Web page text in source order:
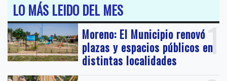
LO MÁS LEIDO DEL MES
1
Moreno: El Municipio renovó
plazas y espacios públicos en
distintas localidades